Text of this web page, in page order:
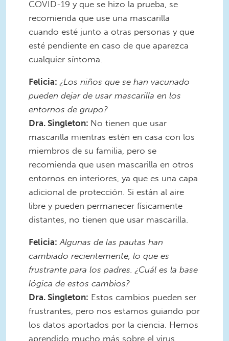
COVID-19 y que se hizo la prueba, se
recomienda que use una mascarilla
cuando esté junto a otras personas y que
esté pendiente en caso de que aparezca
cualquier síntoma.
Felicia: ¿Los niños que se han vacunado
pueden dejar de usar mascarilla en los
entornos de grupo?
Dra. Singleton: No tienen que usar
mascarilla mientras estén en casa con los
miembros de su familia, pero se
recomienda que usen mascarilla en otros
entornos en interiores, ya que es una capa
adicional de protección. Si están al aire
libre y pueden permanecer físicamente
distantes, no tienen que usar mascarilla.
Felicia: Algunas de las pautas han
cambiado recientemente, lo que es
frustrante para los padres. ¿Cuál es la base
lógica de estos cambios?
Dra. Singleton: Estos cambios pueden ser
frustrantes, pero nos estamos guiando por
los datos aportados por la ciencia. Hemos
aprendido mucho más sobre el virus